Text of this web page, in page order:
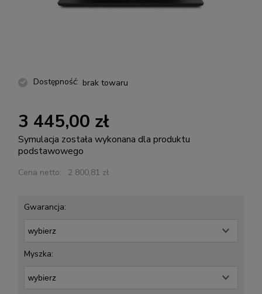
Dostępność: brak towaru
3 445,00 zł
Symulacja została wykonana dla produktu
podstawowego
Cena netto: 2 800,81 zł
Gwarancja:
Myszka: